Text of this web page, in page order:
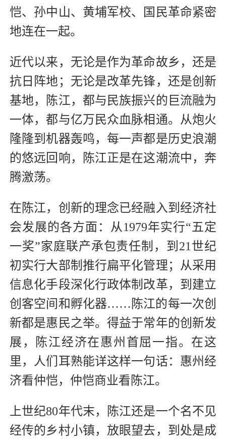
恺、孙中山、黄埔军校、国民革命紧密
地连在一起。
近代以来，无论是作为革命故乡，还是
抗日阵地；无论是改革先锋，还是创新
基地，陈江，都与民族振兴的巨流融为
一体，都与亿万民众血脉相通。从炮火
隆隆到机器轰鸣，每一声都是历史浪潮
的悠远回响，陈江正是在这潮流中，奔
腾激荡。
在陈江，创新的理念已经融入到经济社
会发展的各方面：从1979年实行“五定
一奖”家庭联产承包责任制，到21世纪
初实行大部制推行扁平化管理；从采用
信息化手段深化行政体制改革，到建立
创客空间和孵化器……陈江的每一次创
新都是惠民之举。得益于常年的创新发
展，陈江经济在惠州首屈一指。在这
里，人们耳熟能详这样一句话：惠州经
济看仲恺，仲恺商业看陈江。
上世纪80年代末，陈江还是一个名不见
经传的乡村小镇，放眼望去，到处是成